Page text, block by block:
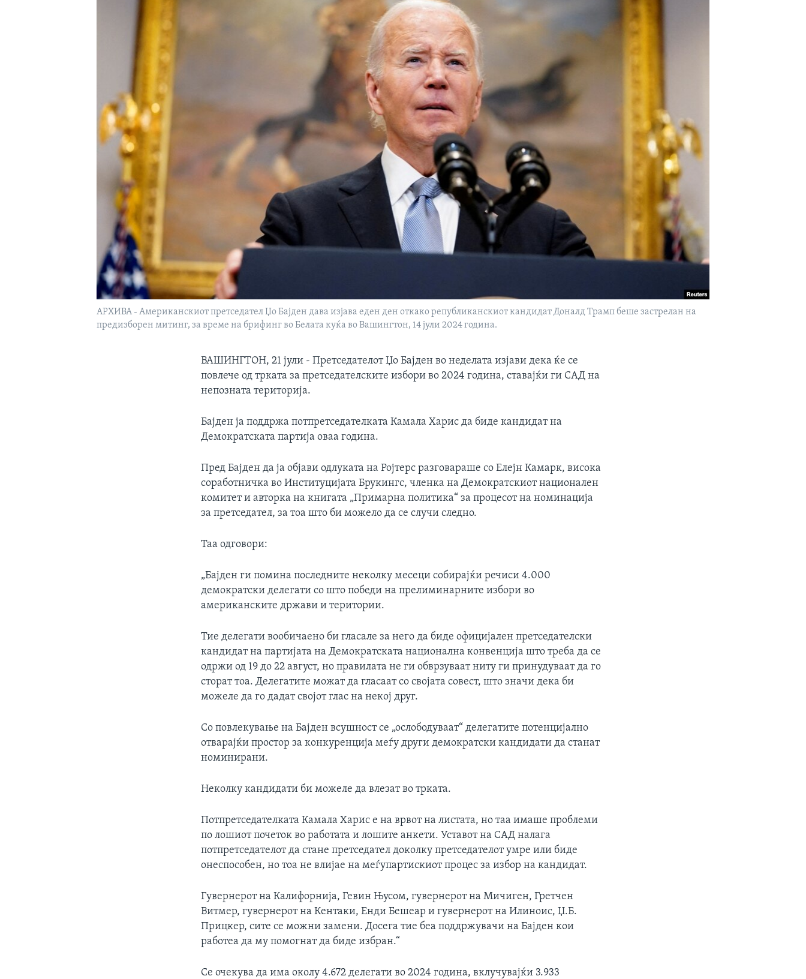
АРХИВА - Американскиот претседател Џо Бајден дава изјава еден ден откако републиканскиот кандидат Доналд Трамп беше застрелан на
предизборен митинг, за време на брифинг во Белата куќа во Вашингтон, 14 јули 2024 година.
ВАШИНГТОН, 21 јули - Претседателот Џо Бајден во неделата изјави дека ќе се
повлече од трката за претседателските избори во 2024 година, ставајќи ги САД на
непозната територија.
Бајден ја поддржа потпретседателката Камала Харис да биде кандидат на
Демократската партија оваа година.
Пред Бајден да ја објави одлуката на Ројтерс разговараше со Елејн Камарк, висока
соработничка во Институцијата Брукингс, членка на Демократскиот национален
комитет и авторка на книгата „Примарна политика“ за процесот на номинација
за претседател, за тоа што би можело да се случи следно.
Таа одговори:
„Бајден ги помина последните неколку месеци собирајќи речиси 4.000
демократски делегати со што победи на прелиминарните избори во
американските држави и територии.
Тие делегати вообичаено би гласале за него да биде официјален претседателски
кандидат на партијата на Демократската национална конвенција што треба да се
одржи од 19 до 22 август, но правилата не ги обврзуваат ниту ги принудуваат да го
сторат тоа. Делегатите можат да гласаат со својата совест, што значи дека би
можеле да го дадат својот глас на некој друг.
Со повлекување на Бајден всушност се „ослободуваат“ делегатите потенцијално
отварајќи простор за конкуренција меѓу други демократски кандидати да станат
номинирани.
Неколку кандидати би можеле да влезат во трката.
Потпретседателката Камала Харис е на врвот на листата, но таа имаше проблеми
по лошиот почеток во работата и лошите анкети. Уставот на САД налага
потпретседателот да стане претседател доколку претседателот умре или биде
онеспособен, но тоа не влијае на меѓупартискиот процес за избор на кандидат.
Гувернерот на Калифорнија, Гевин Њусом, гувернерот на Мичиген, Гретчен
Витмер, гувернерот на Кентаки, Енди Бешеар и гувернерот на Илиноис, Џ.Б.
Прицкер, сите се можни замени. Досега тие беа поддржувачи на Бајден кои
работеа да му помогнат да биде избран.“
Се очекува да има околу 4.672 делегати во 2024 година, вклучувајќи 3.933